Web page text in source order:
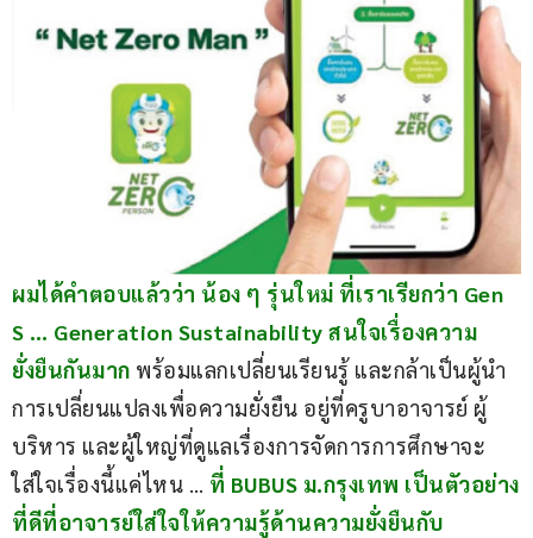
ผมได้คำตอบแล้วว่า น้อง ๆ รุ่นใหม่ ที่เราเรียกว่า Gen
S … Generation Sustainability สนใจเรื่องความ
ยั่งยืนกันมาก พร้อมแลกเปลี่ยนเรียนรู้ และกล้าเป็นผู้นำ
การเปลี่ยนแปลงเพื่อความยั่งยืน อยู่ที่ครูบาอาจารย์ ผู้
บริหาร และผู้ใหญ่ที่ดูแลเรื่องการจัดการการศึกษาจะ
ใส่ใจเรื่องนี้แค่ไหน … ที่ BUBUS ม.กรุงเทพ เป็นตัวอย่าง
ที่ดีที่อาจารย์ใส่ใจให้ความรู้ด้านความยั่งยืนกับ